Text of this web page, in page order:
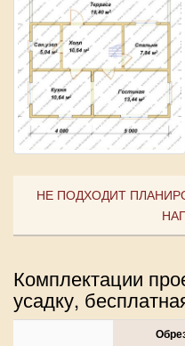
НЕ ПОДХОДИТ
Комплектации
усадку,